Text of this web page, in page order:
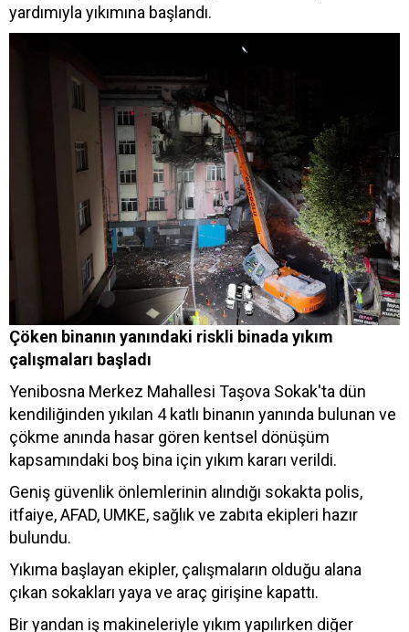
yardımıyla yıkımına başlandı.
Çöken binanın yanındaki riskli binada yıkım
çalışmaları başladı
Yenibosna Merkez Mahallesi Taşova Sokak'ta dün
kendiliğinden yıkılan 4 katlı binanın yanında bulunan ve
çökme anında hasar gören kentsel dönüşüm
kapsamındaki boş bina için yıkım kararı verildi.
Geniş güvenlik önlemlerinin alındığı sokakta polis,
itfaiye, AFAD, UMKE, sağlık ve zabıta ekipleri hazır
bulundu.
Yıkıma başlayan ekipler, çalışmaların olduğu alana
çıkan sokakları yaya ve araç girişine kapattı.
Bir yandan iş makineleriyle yıkım yapılırken diğer